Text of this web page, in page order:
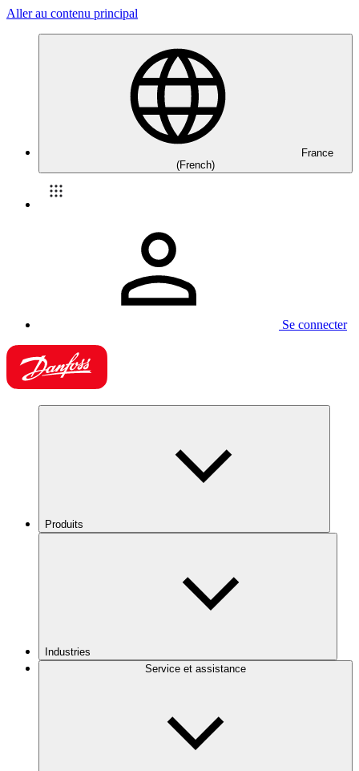
Aller au contenu principal
France
(French)
Se connecter
Produits
Industries
Service et assistance